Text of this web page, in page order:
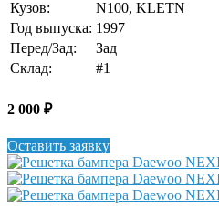
Кузов:
N100, KLETN
Год выпуска: 1997
Перед/Зад:
Зад
Склад:
#1
2 000 ₽
Оставить заявку